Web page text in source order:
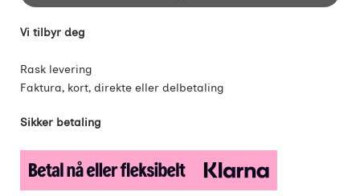
Vi tilbyr deg
Rask levering
Faktura, kort, direkte eller delbetaling
Sikker betaling